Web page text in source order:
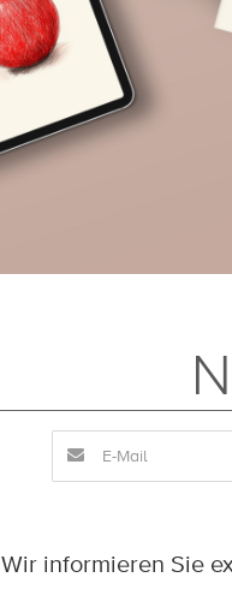
Wir informieren Sie